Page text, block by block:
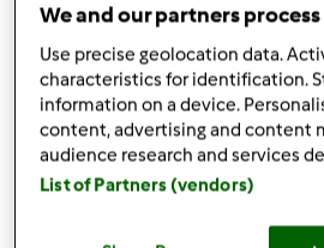
Czekoladowe ciasto z
600gramówczereśni,
4jajka
200 gramówmasła
We and our partners
Use precise geolocation data.
characteristics for identification.
information on a device.
content, advertising and content
audience research and services
List of Partners (vendors)